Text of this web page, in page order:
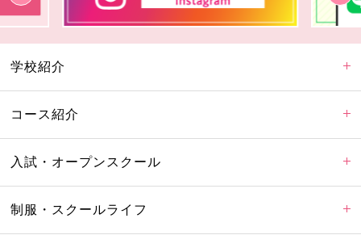
学校紹介
コース紹介
入試・オープンスクール
制服・スクールライフ